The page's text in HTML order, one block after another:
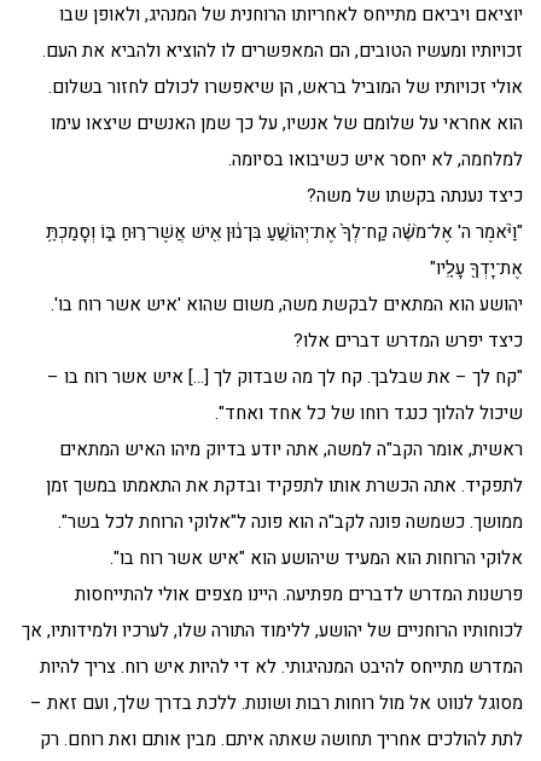
יוציאם ויביאם מתייחס לאחריותו הרוחנית של המנהיג, ולאופן שבו
זכויותיו ומעשיו הטובים, הם המאפשרים לו להוציא ולהביא את העם.
אולי זכויותיו של המוביל בראש, הן שיאפשרו לכולם לחזור בשלום.
הוא אחראי על שלומם של אנשיו, על כך שמן האנשים שיצאו עימו
למלחמה, לא יחסר איש כשיבואו בסיומה.
כיצד נענתה בקשתו של משה?
"וַיֹּ֨אמֶר ה' אֶל־מֹשֶׁ֗ה קַח־לְךָ֙ אֶת־יְהוֹשֻׁ֣עַ בִּן־נ֔וּן אִ֖ישׁ אֲשֶׁר־ר֣וּחַ בּ֑וֹ וְסָמַכְתָּ֥
אֶת־יָדְךָ֖ עָלָֽיו"
יהושע הוא המתאים לבקשת משה, משום שהוא 'איש אשר רוח בו'.
כיצד יפרש המדרש דברים אלו?
"קח לך – את שבלבך. קח לך מה שבדוק לך […] איש אשר רוח בו –
שיכול להלוך כנגד רוחו של כל אחד ואחד".
ראשית, אומר הקב"ה למשה, אתה יודע בדיוק מיהו האיש המתאים
לתפקיד. אתה הכשרת אותו לתפקיד ובדקת את התאמתו במשך זמן
ממושך. כשמשה פונה לקב"ה הוא פונה ל"אלוקי הרוחת לכל בשר".
אלוקי הרוחות הוא המעיד שיהושע הוא "איש אשר רוח בו".
פרשנות המדרש לדברים מפתיעה. היינו מצפים אולי להתייחסות
לכוחותיו הרוחניים של יהושע, ללימוד התורה שלו, לערכיו ולמידותיו, אך
המדרש מתייחס להיבט המנהיגותי. לא די להיות איש רוח. צריך להיות
מסוגל לנווט אל מול רוחות רבות ושונות. ללכת בדרך שלך, ועם זאת –
לתת להולכים אחריך תחושה שאתה איתם. מבין אותם ואת רוחם. רק